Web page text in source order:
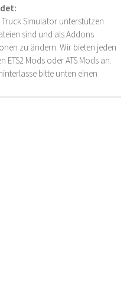
Simulator unterstützen
sind und als Addons
zu ändern. Wir bieten jeden
Mods oder ATS Mods an.
bitte unten einen